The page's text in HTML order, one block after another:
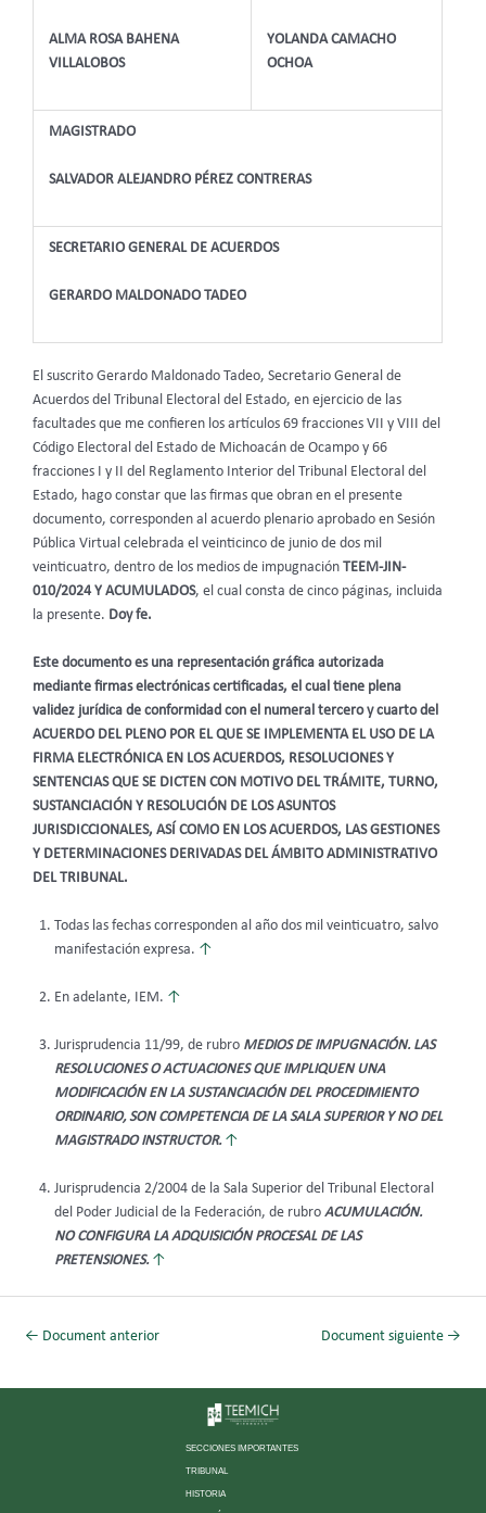
ALMA ROSA BAHENA
VILLALOBOS
YOLANDA CAMACHO
OCHOA
MAGISTRADO
SALVADOR ALEJANDRO PÉREZ CONTRERAS
SECRETARIO GENERAL DE ACUERDOS
GERARDO MALDONADO TADEO
El suscrito Gerardo Maldonado Tadeo, Secretario General de
Acuerdos del Tribunal Electoral del Estado, en ejercicio de las
facultades que me confieren los artículos 69 fracciones VII y VIII del
Código Electoral del Estado de Michoacán de Ocampo y 66
fracciones I y II del Reglamento Interior del Tribunal Electoral del
Estado, hago constar que las firmas que obran en el presente
documento, corresponden al acuerdo plenario aprobado en Sesión
Pública Virtual celebrada el veinticinco de junio de dos mil
veinticuatro, dentro de los medios de impugnación
TEEM-JIN-
010/2024 Y ACUMULADOS, el cual consta de cinco páginas, incluida
la presente. Doy fe.
Este documento es una representación gráfica autorizada
mediante firmas electrónicas certificadas, el cual tiene plena
validez jurídica de conformidad con el numeral tercero y cuarto del
ACUERDO DEL PLENO POR EL QUE SE IMPLEMENTA EL USO DE LA
FIRMA ELECTRÓNICA EN LOS ACUERDOS, RESOLUCIONES Y
SENTENCIAS QUE SE DICTEN CON MOTIVO DEL TRÁMITE, TURNO,
SUSTANCIACIÓN Y RESOLUCIÓN DE LOS ASUNTOS
JURISDICCIONALES, ASÍ COMO EN LOS ACUERDOS, LAS GESTIONES
Y DETERMINACIONES DERIVADAS DEL ÁMBITO ADMINISTRATIVO
DEL TRIBUNAL.
Todas las fechas corresponden al año dos mil veinticuatro, salvo
manifestación expresa. ↑
En adelante, IEM. ↑
Jurisprudencia 11/99, de rubro MEDIOS DE IMPUGNACIÓN. LAS
RESOLUCIONES O ACTUACIONES QUE IMPLIQUEN UNA
MODIFICACIÓN EN LA SUSTANCIACIÓN DEL PROCEDIMIENTO
ORDINARIO, SON COMPETENCIA DE LA SALA SUPERIOR Y NO DEL
MAGISTRADO INSTRUCTOR. ↑
Jurisprudencia 2/2004 de la Sala Superior del Tribunal Electoral
del Poder Judicial de la Federación, de rubro ACUMULACIÓN.
NO CONFIGURA LA ADQUISICIÓN PROCESAL DE LAS
PRETENSIONES. ↑
← Document anterior Document siguiente →
SECCIONES IMPORTANTES
TRIBUNAL
HISTORIA